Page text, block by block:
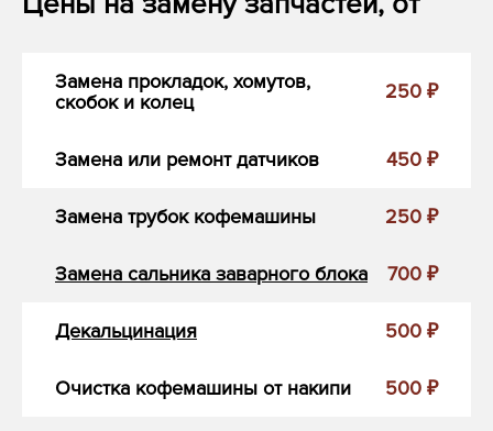
Замена прокладок, хомутов,
скобок и колец
250 ₽
Замена или ремонт датчиков 450 ₽
Замена трубок кофемашины 250 ₽
Замена сальника заварного блока 700 ₽
Декальцинация 500 ₽
Очистка кофемашины от накипи 500 ₽